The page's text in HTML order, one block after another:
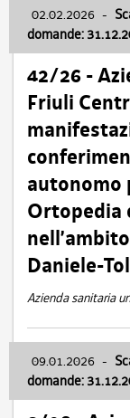
02.02.2026 -
domande:
42/26 -
Friuli
autonomo
Ortopedia
Daniele-
Azienda sanitaria
09.01.2026 -
domande: